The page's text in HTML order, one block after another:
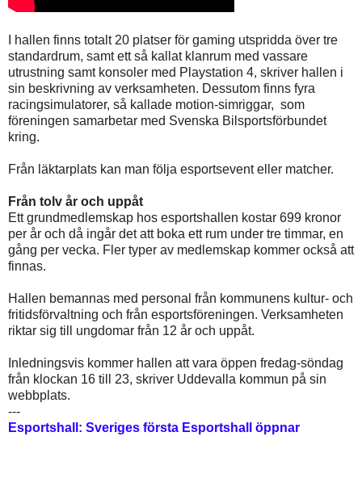
I hallen finns totalt 20 platser för gaming utspridda över tre
standardrum, samt ett så kallat klanrum med vassare
utrustning samt konsoler med Playstation 4, skriver hallen i
sin beskrivning av verksamheten. Dessutom finns fyra
racingsimulatorer, så kallade motion-simriggar, som
föreningen samarbetar med Svenska Bilsportsförbundet
kring.
Från läktarplats kan man följa esportsevent eller matcher.
Från tolv år och uppåt
Ett grundmedlemskap hos esportshallen kostar 699 kronor
per år och då ingår det att boka ett rum under tre timmar, en
gång per vecka. Fler typer av medlemskap kommer också att
finnas.
Hallen bemannas med personal från kommunens kultur- och
fritidsförvaltning och från esportsföreningen. Verksamheten
riktar sig till ungdomar från 12 år och uppåt.
Inledningsvis kommer hallen att vara öppen fredag-söndag
från klockan 16 till 23, skriver Uddevalla kommun på sin
webbplats.
---
Esportshall: Sveriges första Esportshall öppnar